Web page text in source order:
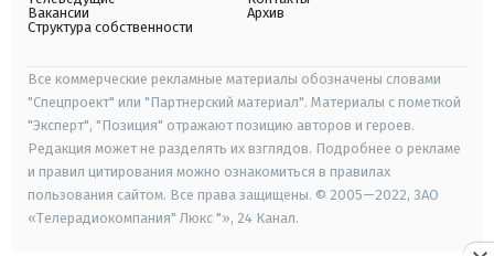
Вакансии
Структура собственности
Архив
Все коммерческие рекламные материалы обозначены словами
"Спецпроект" или "Партнерский материал". Материалы с пометкой
"Эксперт", "Позиция" отражают позицию авторов и героев.
Редакция может не разделять их взглядов. Подробнее о рекламе
и правил цитирования можно ознакомиться в правилах
пользования сайтом. Все права защищены. © 2005—2022, ЗАО
«Телерадиокомпания" Люкс "», 24 Канал.